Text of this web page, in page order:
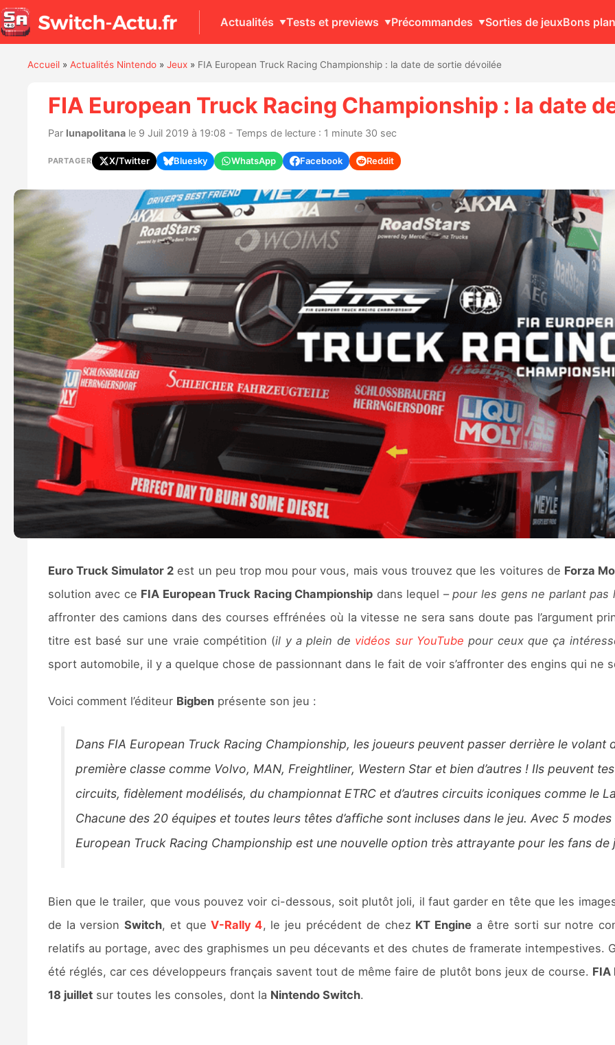
Actualités Tests et previews Précommandes Sorties de jeuxBons
Accueil» Actualités Nintendo» Jeux» FIA European Truck Racing Championship : la date de sortie dévoilée
FIA European Truck Racing Championship : la date
Par lunapolitanale 9 Juil 2019 à 19:08 - Temps de lecture : 1 minute 30 sec
PARTAGER X/Twitter Bluesky WhatsApp Facebook Reddit
Euro Truck Simulator 2 est un peu trop mou pour vous, mais vous trouvez que les voitures de Forza
solution avec ce FIA European Truck Racing Championship dans lequel –pour les gens ne parlant pas
affronter des camions dans des courses effrénées où la vitesse ne sera sans doute pas l’argument
titre est basé sur une vraie compétition (il y a plein de vidéos sur YouTube pour ceux que ça
sport automobile, il y a quelque chose de passionnant dans le fait de voir s’affronter des engins qui ne
Voici comment l’éditeur Bigbenprésente son jeu :
Dans FIA European Truck Racing Championship, les joueurs peuvent passer derrière le
première classe comme Volvo, MAN, Freightliner, Western Star et bien d’autres ! Ils peuvent
circuits, fidèlement modélisés, du championnat ETRC et d’autres circuits iconiques comme le
Chacune des 20 équipes et toutes leurs têtes d’affiche sont incluses dans le jeu. Avec 5
European Truck Racing Championship est une nouvelle option très attrayante pour les fans de
Bien que le trailer, que vous pouvez voir ci-dessous, soit plutôt joli, il faut garder en tête que les
de la versionSwitch, et que V-Rally 4, le jeu précédent de chez KT Engine a être sorti sur notre
relatifs au portage, avec des graphismes un peu décevants et des chutes de framerate intempestives.
été réglés, car ces développeurs français savent tout de même faire de plutôt bons jeux de course. FIA
18 juilletsur toutes les consoles, dont la Nintendo Switch.